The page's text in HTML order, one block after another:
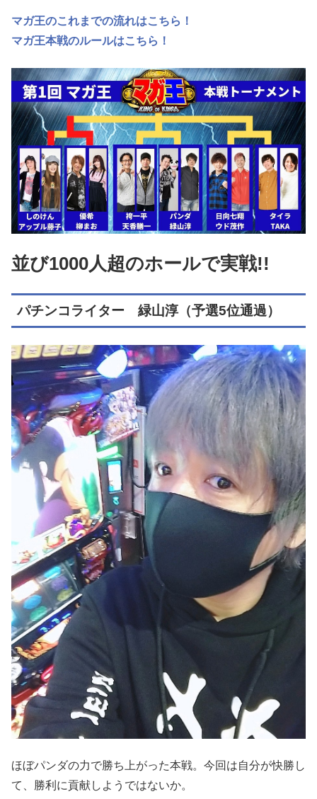
マガ王のこれまでの流れはこちら！
マガ王本戦のルールはこちら！
並び1000人超のホールで実戦!!
パチンコライター 緑山淳（予選5位通過）
ほぼパンダの力で勝ち上がった本戦。今回は自分が快勝し
て、勝利に貢献しようではないか。